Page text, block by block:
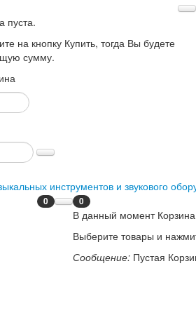
пуста.
на кнопку Купить, тогда Вы будете
сумму.
0
В данный момент Корзина
Выберите товары и
Сообщение: Пустая
0